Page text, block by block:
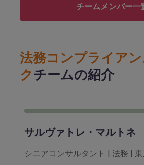
チームメンバー一
法務コンプライア
クチームの紹介
サルヴァトレ・マルトネ
シニアコンサルタント | 法務 |